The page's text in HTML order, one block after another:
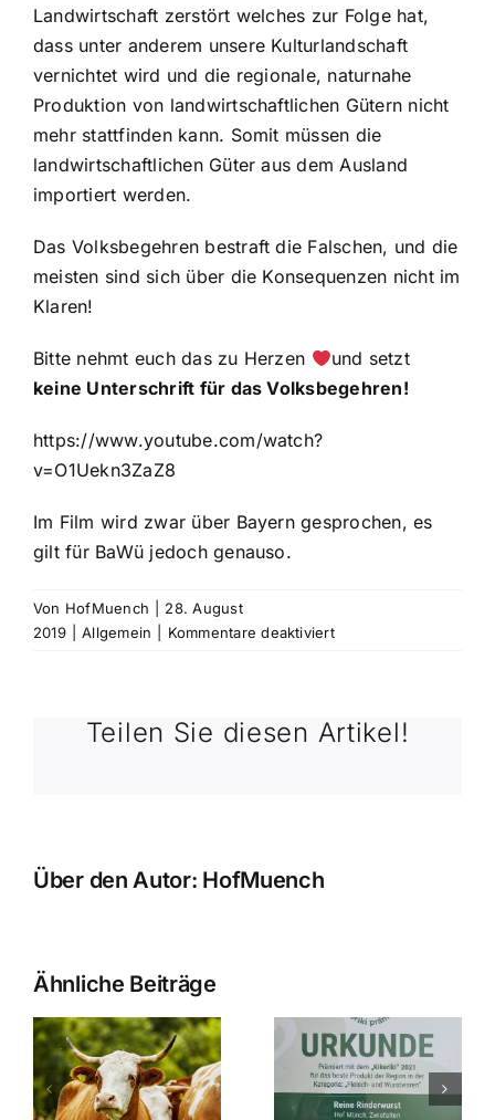
Landwirtschaft zerstört welches zur Folge hat,
dass unter anderem unsere Kulturlandschaft
vernichtet wird und die regionale, naturnahe
Produktion von landwirtschaftlichen Gütern nicht
mehr stattfinden kann. Somit müssen die
landwirtschaftlichen Güter aus dem Ausland
importiert werden.
Das Volksbegehren bestraft die Falschen, und die
meisten sind sich über die Konsequenzen nicht im
Klaren!
Bitte nehmt euch das zu Herzen
und setzt
keine Unterschrift für das Volksbegehren!
https://www.youtube.com/watch?
v=O1Uekn3ZaZ8
Im Film wird zwar über Bayern gesprochen, es
gilt für BaWü jedoch genauso.
Von HofMuench
28. August
2019
Allgemein Kommentare deaktiviertfür
Teilen Sie diesen Artikel!
Über den Autor: HofMuench
Ähnliche Beiträge
Ausgezeichnete
Zwiefalter